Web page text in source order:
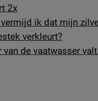
2x
ik dat mijn
verkleurt?
van de vaatwasser